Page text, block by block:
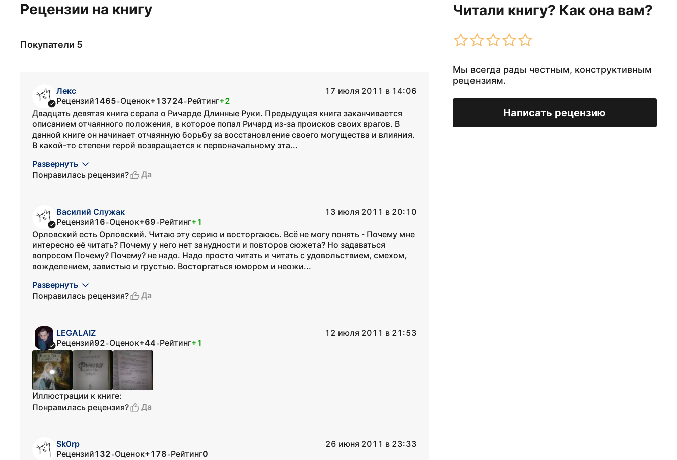
Рецензии на книгу Читали книгу? Как она вам?
Мы всегда рады честным, конструктивным
рецензиям.
Написать рецензию
Покупатели 5
Лекс
17 июля 2011 в 14:06
Рецензий1465•Оценок+13724•Рейтинг+2
Двадцать девятая книга серала о Ричарде Длинные Руки. Предыдущая книга заканчивается
описанием отчаянного положения, в которое попал Ричард из-за происков своих врагов. В
данной книге он начинает отчаянную борьбу за восстановление своего могущества и влияния.
В какой-то степени герой возвращается к первоначальному эта...
Развернуть
Понравилась рецензия?
Да
Василий Служак
13 июля 2011 в 20:10
Рецензий16•Оценок+69•Рейтинг+1
Орловский есть Орловский. Читаю эту серию и восторгаюсь. Всё не могу понять - Почему мне
интересно её читать? Почему у него нет занудности и повторов сюжета? Но задаваться
вопросом Почему? Почему? не надо. Надо просто читать и читать с удовольствием, смехом,
вожделением, завистью и грустью. Восторгаться юмором и неожи...
Развернуть
Понравилась рецензия?
Да
LEGALAIZ
12 июля 2011 в 21:53
Рецензий92•Оценок+44•Рейтинг+1
Иллюстрации к книге:
Понравилась рецензия?
Да
Sk0rp
26 июня 2011 в 23:33
Рецензий132•Оценок+178•Рейтинг0